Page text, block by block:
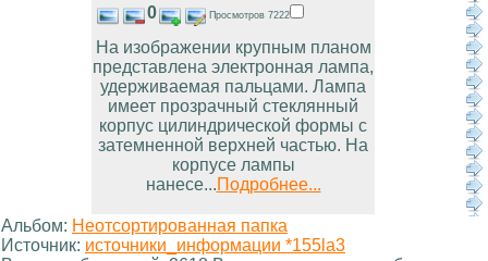
0 Просмотров 7222
На изображении крупным планом
представлена электронная лампа,
удерживаемая пальцами. Лампа
имеет прозрачный стеклянный
корпус цилиндрической формы с
затемненной верхней частью. На
корпусе лампы
нанесе...Подробнее...
Альбом: Неотсортированная папка
Источник: источники_информации *155la3